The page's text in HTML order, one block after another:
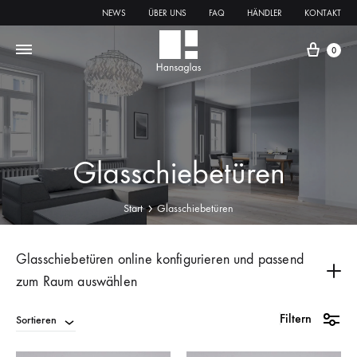
NEWS ÜBER UNS FAQ HÄNDLER KONTAKT
0
Glasschiebetüren
Start Glasschiebetüren
Glasschiebetüren online konfigurieren und passend
zum Raum auswählen
Mit dem Hansaglas
Glasschiebetür Konfigurator
Filtern
Sortieren